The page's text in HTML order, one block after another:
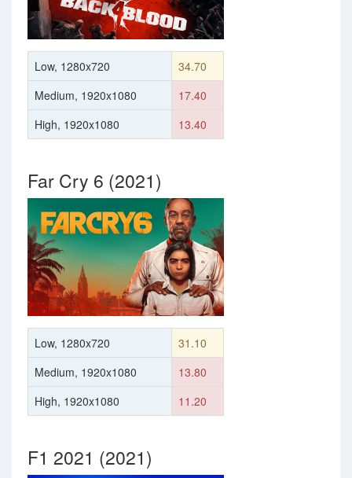
Low, 1280x720
34.70
Medium, 1920x1080
17.40
High, 1920x1080
13.40
Far Cry 6 (2021)
Low, 1280x720
31.10
Medium, 1920x1080
13.80
High, 1920x1080
11.20
F1 2021 (2021)